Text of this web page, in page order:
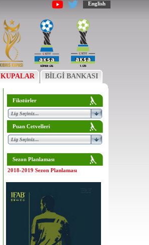
English
KUPALAR BİLGİ BANKASI
Fikstürler
Puan Cetvelleri
Sezon Planlaması
2018-2019 Sezon Planlaması